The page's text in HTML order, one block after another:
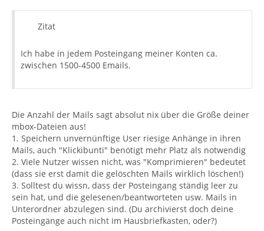
Zitat
Ich habe in jedem Posteingang meiner Konten ca.
zwischen 1500-4500 Emails.
Die Anzahl der Mails sagt absolut nix über die Größe deiner
mbox-Dateien aus!
1. Speichern unvernünftige User riesige Anhänge in ihren
Mails, auch "Klickibunti" benötigt mehr Platz als notwendig
2. Viele Nutzer wissen nicht, was "Komprimieren" bedeutet
(dass sie erst damit die gelöschten Mails wirklich löschen!)
3. Solltest du wissn, dass der Posteingang ständig leer zu
sein hat, und die gelesenen/beantworteten usw. Mails in
Unterordner abzulegen sind. (Du archivierst doch deine
Posteingänge auch nicht im Hausbriefkasten, oder?)